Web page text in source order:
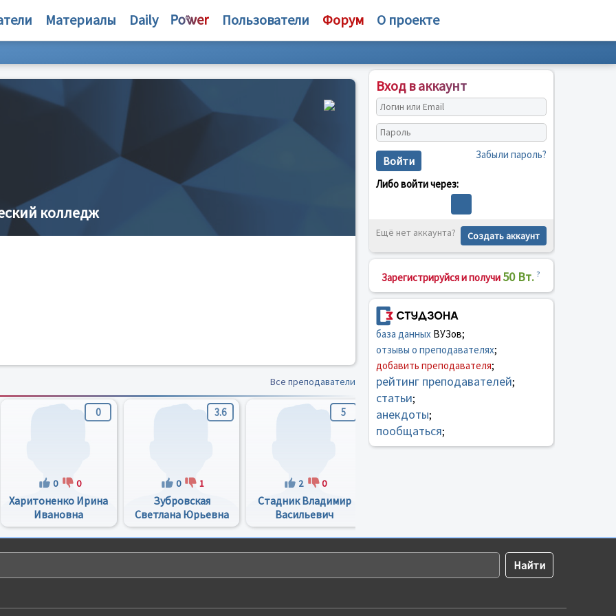
Материалы Daily Пользователи Форум О проекте
колледж
Все преподаватели
0
0 0
Харитоненко Ирина
Ивановна
3.6
0 1
Зубровская
Светлана Юрьевна
5
2 0
Стадник Владимир
Васильевич
Вход в аккаунт
Войти Забыли пароль?
Либо войти через:
Ещё нет аккаунта? Создать аккаунт
Зарегистрируйся и получи 50 Вт. ?
база данныхВУЗов;
отзывы о преподавателях;
добавить преподавателя;
рейтинг преподавателей;
статьи;
анекдоты;
пообщаться;